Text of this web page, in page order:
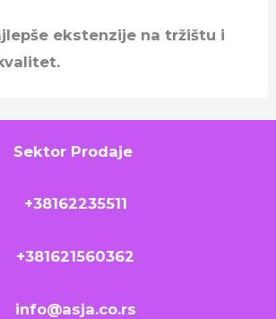
ekstenzije na tržištu i
Sektor Prodaje
+38162235511
+381621560362
info@asja.co.rs